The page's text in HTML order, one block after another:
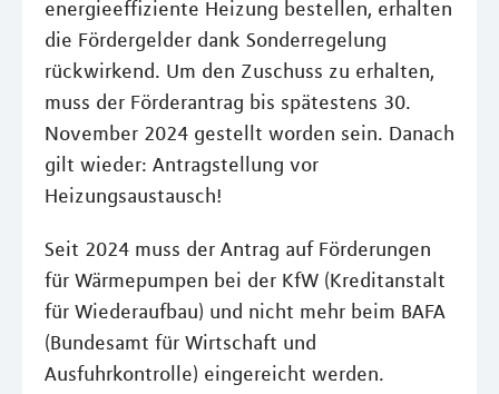
energieeffiziente Heizung bestellen, erhalten
die Fördergelder dank Sonderregelung
rückwirkend. Um den Zuschuss zu erhalten,
muss der Förderantrag bis spätestens 30.
November 2024 gestellt worden sein. Danach
gilt wieder: Antragstellung vor
Heizungsaustausch!
Seit 2024 muss der Antrag auf Förderungen
für Wärmepumpen bei der KfW (Kreditanstalt
für Wiederaufbau) und nicht mehr beim BAFA
(Bundesamt für Wirtschaft und
Ausfuhrkontrolle) eingereicht werden.